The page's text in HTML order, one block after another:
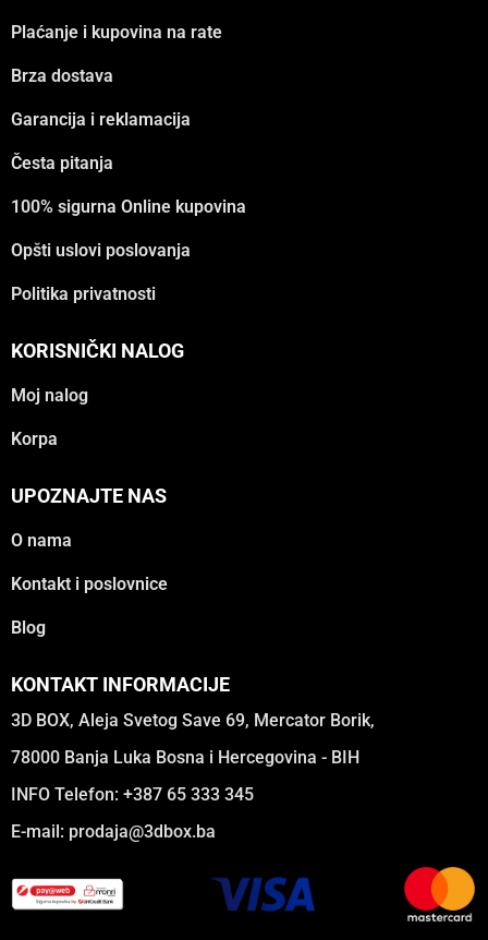
Plaćanje i kupovina na rate
Brza dostava
Garancija i reklamacija
Česta pitanja
100% sigurna Online kupovina
Opšti uslovi poslovanja
Politika privatnosti
KORISNIČKI NALOG
Moj nalog
Korpa
UPOZNAJTE NAS
O nama
Kontakt i poslovnice
Blog
KONTAKT INFORMACIJE
3D BOX, Aleja Svetog Save 69, Mercator Borik,
78000 Banja Luka Bosna i Hercegovina - BIH
INFO Telefon: +387 65 333 345
E-mail: prodaja@3dbox.ba